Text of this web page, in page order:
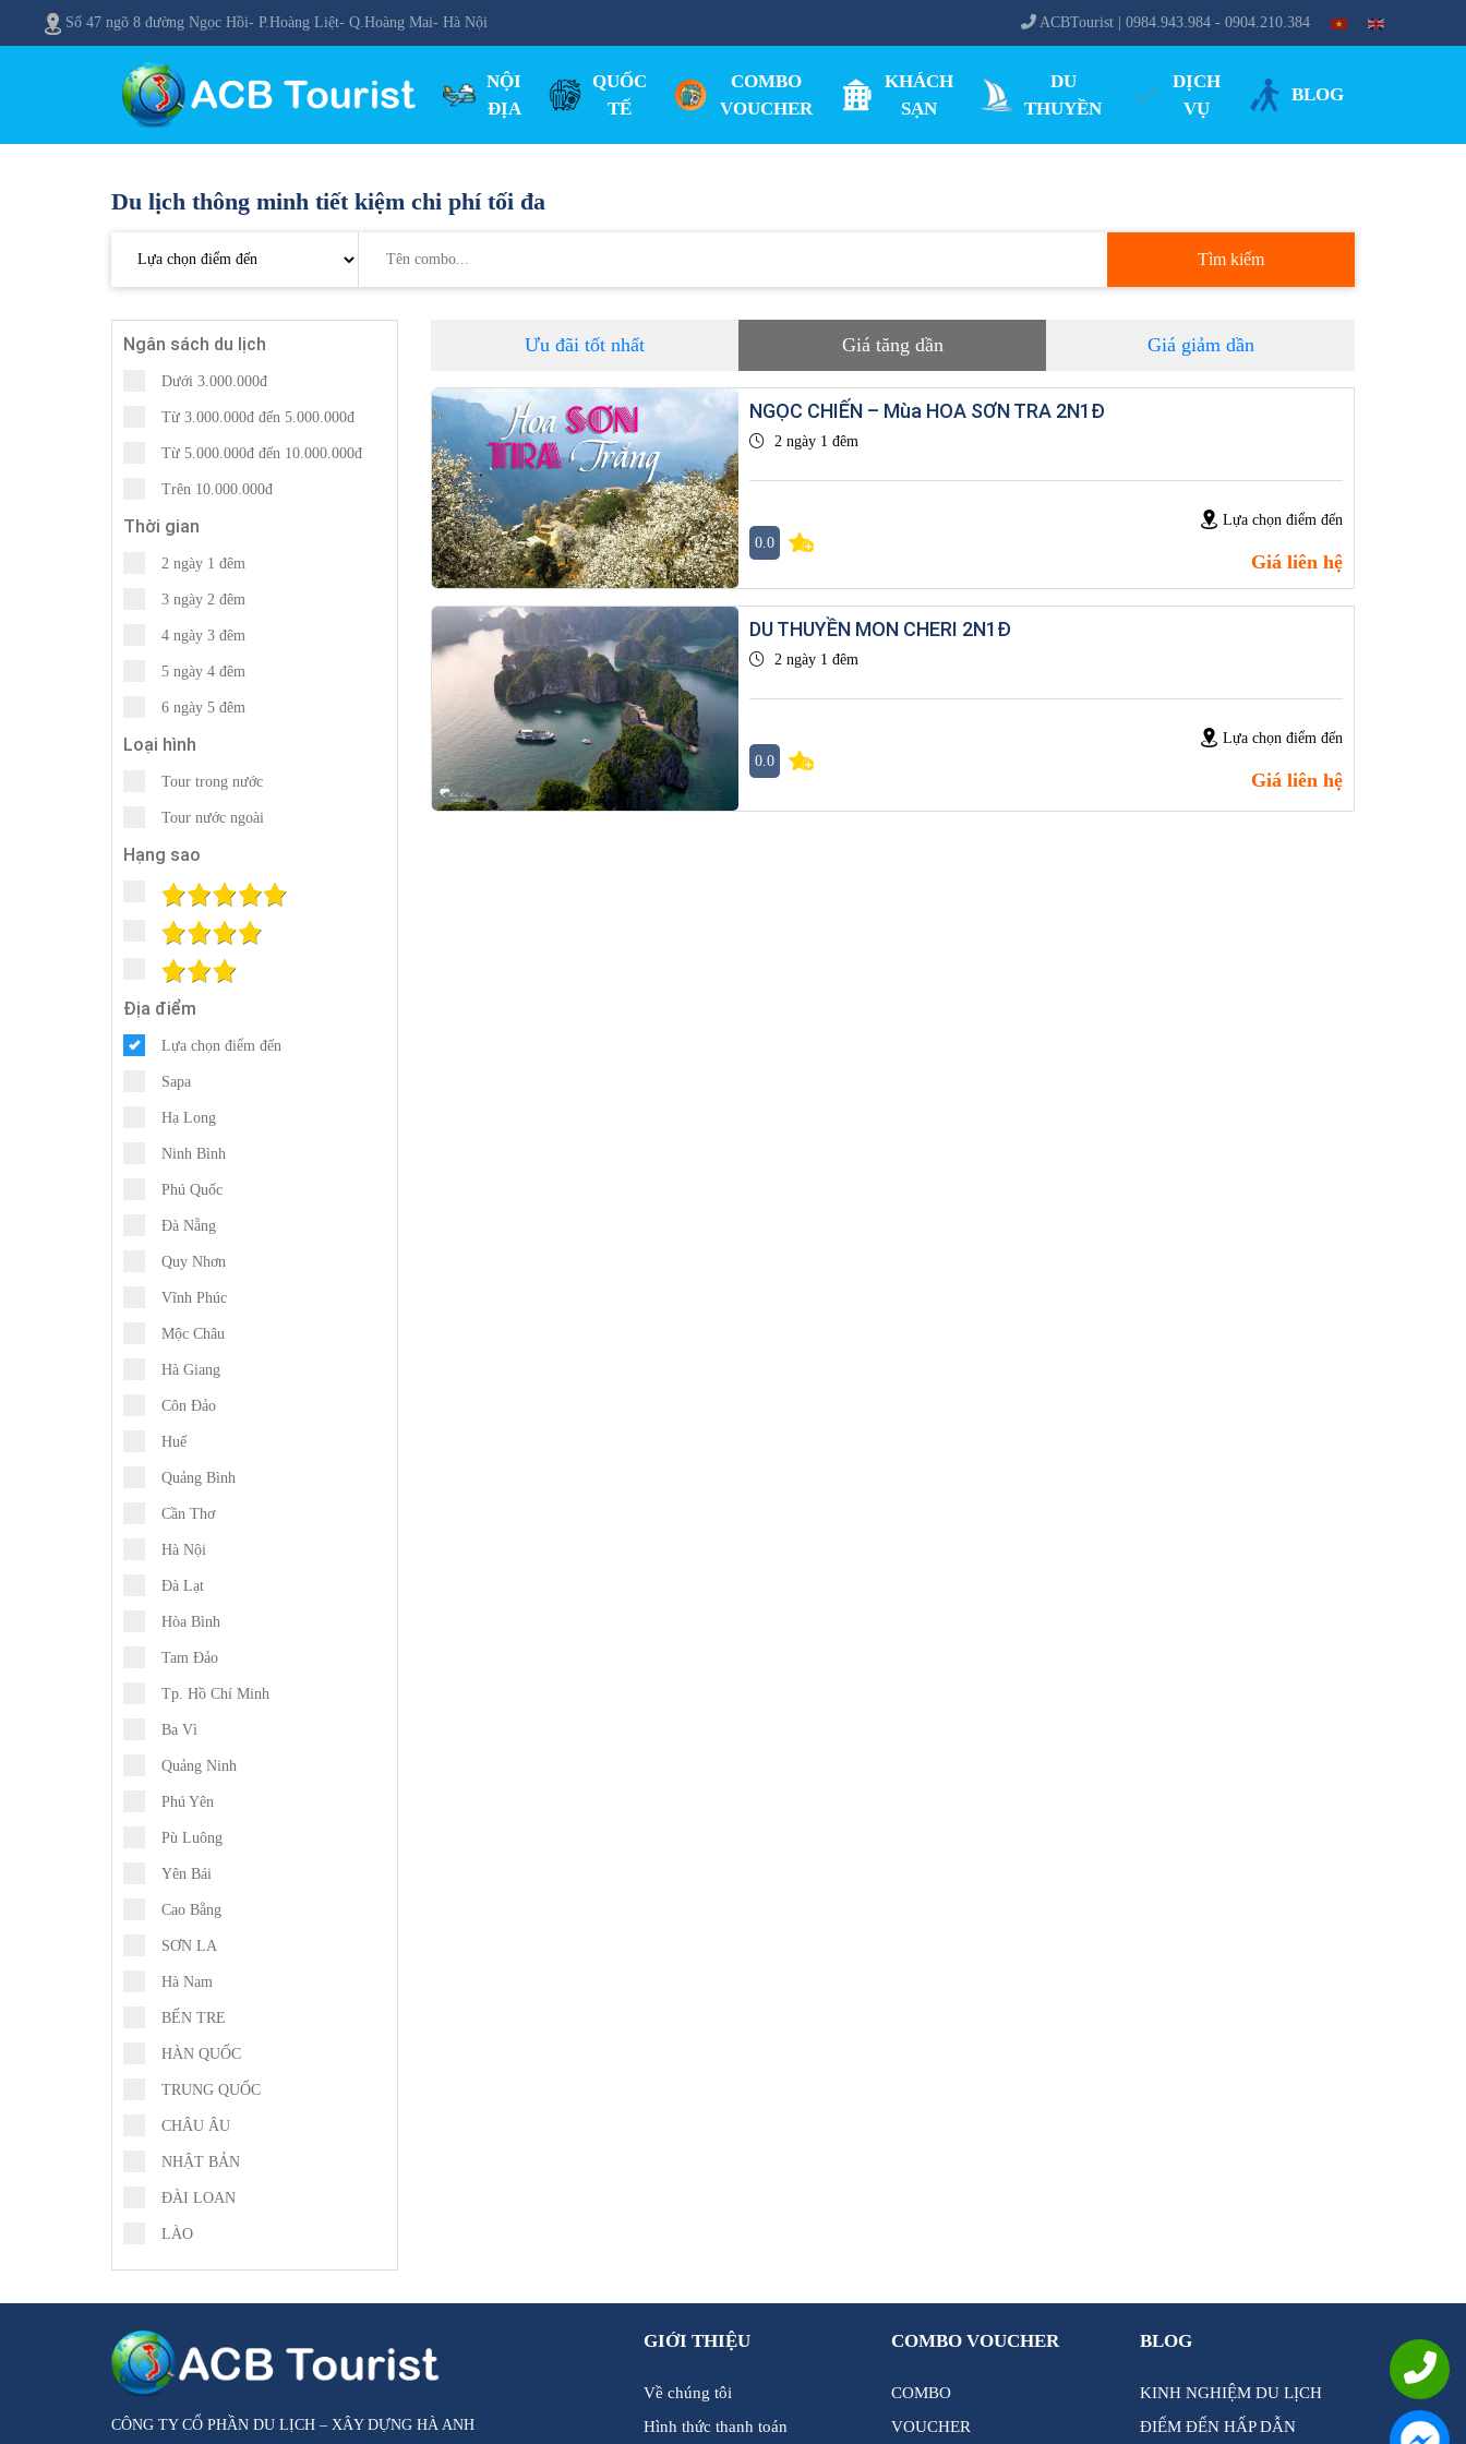
Số 47 ngõ 8 đường Ngọc Hồi- P.Hoàng Liệt- Q.Hoàng Mai- Hà Nội ACBTourist | 0984.943.984 - 0904.210.384
NỘI
ĐỊA
QUỐC
TẾ
COMBO
VOUCHER
KHÁCH
SẠN
DU
THUYỀN
DỊCH
VỤ
BLOG
Du lịch thông minh tiết kiệm chi phí tối đa
Tìm kiếm
Ngân sách du lịch
Dưới 3.000.000đ
Từ 3.000.000đ đến 5.000.000đ
Từ 5.000.000đ đến 10.000.000đ
Trên 10.000.000đ
Thời gian
2 ngày 1 đêm
3 ngày 2 đêm
4 ngày 3 đêm
5 ngày 4 đêm
6 ngày 5 đêm
Loại hình
Tour trong nước
Tour nước ngoài
Hạng sao
Địa điểm
Lựa chọn điểm đến
Sapa
Hạ Long
Ninh Bình
Phú Quốc
Đà Nẵng
Quy Nhơn
Vĩnh Phúc
Mộc Châu
Hà Giang
Côn Đảo
Huế
Quảng Bình
Cần Thơ
Hà Nội
Đà Lạt
Hòa Bình
Tam Đảo
Tp. Hồ Chí Minh
Ba Vì
Quảng Ninh
Phú Yên
Pù Luông
Yên Bái
Cao Bằng
SƠN LA
Hà Nam
BẾN TRE
HÀN QUỐC
TRUNG QUỐC
CHÂU ÂU
NHẬT BẢN
ĐÀI LOAN
LÀO
Ưu đãi tốt nhất Giá tăng dần Giá giảm dần
NGỌC CHIẾN – Mùa HOA SƠN TRA 2N1Đ
2 ngày 1 đêm
0.0
Lựa chọn điểm đến
Giá liên hệ
DU THUYỀN MON CHERI 2N1Đ
2 ngày 1 đêm
0.0
Lựa chọn điểm đến
Giá liên hệ
CÔNG TY CỔ PHẦN DU LỊCH – XÂY DỰNG HÀ ANH
GIỚI THIỆU
Về chúng tôi
Hình thức thanh toán
COMBO VOUCHER
COMBO
VOUCHER
BLOG
KINH NGHIỆM DU LỊCH
ĐIỂM ĐẾN HẤP DẪN